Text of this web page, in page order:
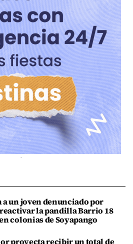
a un joven denunciado por
la pandilla Barrio 18
colonias de Soyapango
proyecta recibir un total de